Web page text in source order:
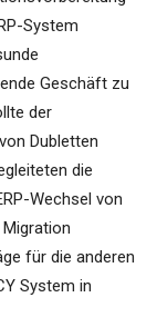
System
Geschäft zu
der
Dubletten
die
Wechsel von
für die anderen
System in